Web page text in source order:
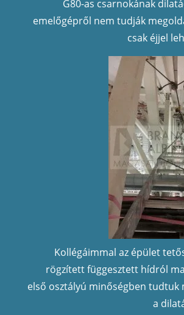
G80-as csarnokának
emelőgépről nem tudják
csak éjjel
Kollégáimmal az épület
rögzített függesztett hídról
első osztályú minőségben tudtuk
a